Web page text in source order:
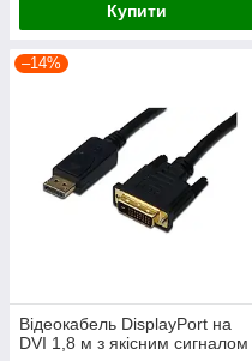
Купити
–14%
Відеокабель DisplayPort на
DVI 1,8 м з якісним сигналом